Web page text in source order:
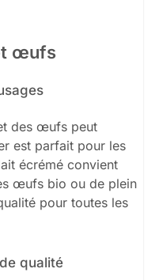
œufs
des œufs peut
est parfait pour les
écrémé convient
œufs bio ou de plein
pour toutes les
qualité